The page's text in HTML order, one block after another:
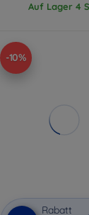
Auf Lager 4
-10%
Rabatt